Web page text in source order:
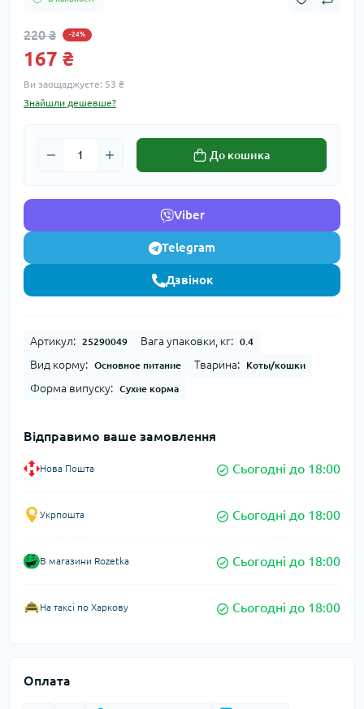
220 ₴ -24%
167 ₴
Ви заощаджуєте: 53 ₴
Знайшли дешевше?
До кошика
Viber
Telegram
Дзвінок
Артикул: 25290049 Вага упаковки, кг: 0.4
Вид корму: Основное питание Тварина: Коты/кошки
Форма випуску: Сухие корма
Відправимо ваше замовлення
Нова Пошта Сьогодні до 18:00
Укрпошта Сьогодні до 18:00
В магазини Rozetka Сьогодні до 18:00
На таксі по Харкову Сьогодні до 18:00
Оплата